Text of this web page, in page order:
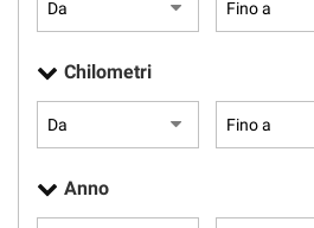
Chilometri
Anno
descritte.
Per
ottenere
maggiori
informazioni
sull'utilità
funzionamento